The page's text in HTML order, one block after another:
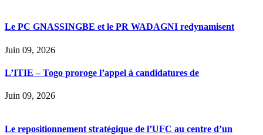
Le PC GNASSINGBE et le PR WADAGNI redynamisent
Juin 09, 2026
L’ITIE – Togo proroge l’appel à candidatures de
Juin 09, 2026
Le repositionnement stratégique de l’UFC au centre d’un